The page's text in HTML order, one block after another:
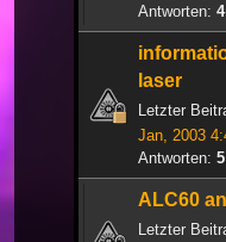
Antworten: 4
laser
Letzter
Jan, 2003
Antworten: 5
ALC60
Letzter